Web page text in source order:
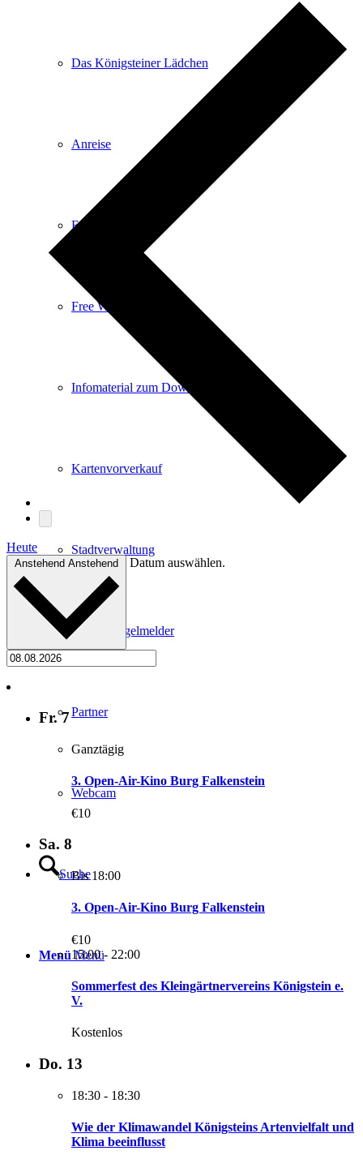
Das Königsteiner Lädchen
Anreise
E-Car-Sharing
Free Wifi
Infomaterial zum Download
Kartenvorverkauf
Stadtverwaltung
Stadt Mängelmelder
Partner
Webcam
Suche
Menü Menü
Heute
Anstehend Anstehend Datum auswählen.
Fr.7
Ganztägig
3. Open-Air-Kino Burg Falkenstein
€10
Sa. 8
Bis 18:00
3. Open-Air-Kino Burg Falkenstein
€10
15:00- 22:00
Sommerfest des Kleingärtnervereins Königstein e.
V.
Kostenlos
Do. 13
18:30 - 18:30
Wie der Klimawandel Königsteins Artenvielfalt und
Klima beeinflusst